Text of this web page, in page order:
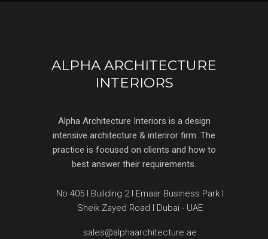
ALPHA ARCHITECTURE
INTERIORS
Alpha Architecture Interiors is a design
intensive architecture & interiror firm. The
practice is focused on clients and how to
best answer their requirements.
No 405 l Building 2 l Emaar Business Park l
Sheik Zayed Road l Dubai - UAE
sales@alphaarchitecture.ae